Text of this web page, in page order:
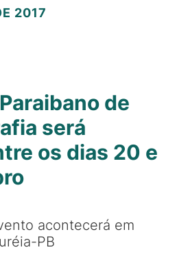
2017
de
será
os dias 20 e
acontecerá em
PB